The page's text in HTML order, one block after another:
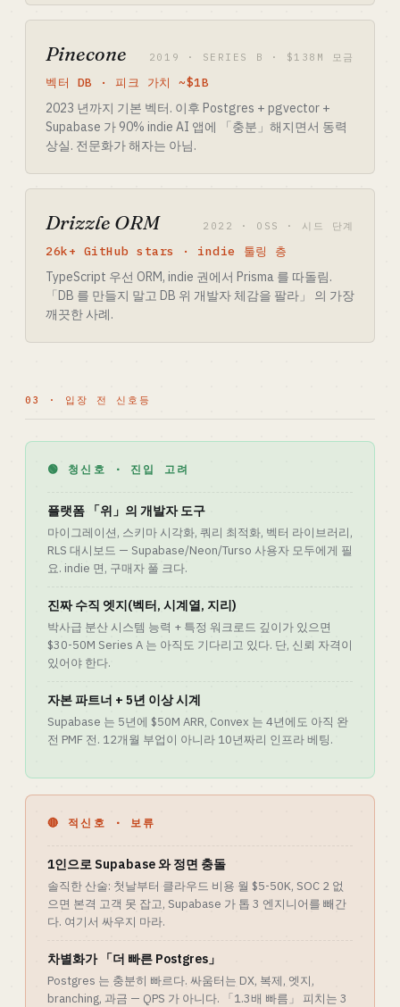
Pinecone 2019 · SERIES B · $138M 모금
벡터 DB · 피크 가치 ~$1B
2023 년까지 기본 벡터. 이후 Postgres + pgvector +
Supabase 가 90% indie AI 앱에 「충분」해지면서 동력
상실. 전문화가 해자는 아님.
Drizzle ORM 2022 · OSS · 시드 단계
26k+ GitHub stars · indie 툴링 층
TypeScript 우선 ORM, indie 권에서 Prisma 를 따돌림.
「DB 를 만들지 말고 DB 위 개발자 체감을 팔라」 의 가장
깨끗한 사례.
03 · 입장 전 신호등
🟢 청신호 · 진입 고려
플랫폼 「위」의 개발자 도구
마이그레이션, 스키마 시각화, 쿼리 최적화, 벡터 라이브러리,
RLS 대시보드 — Supabase/Neon/Turso 사용자 모두에게 필
요. indie 면, 구매자 풀 크다.
진짜 수직 엣지(벡터, 시계열, 지리)
박사급 분산 시스템 능력 + 특정 워크로드 깊이가 있으면
$30-50M Series A 는 아직도 기다리고 있다. 단, 신뢰 자격이
있어야 한다.
자본 파트너 + 5년 이상 시계
Supabase 는 5년에 $50M ARR, Convex 는 4년에도 아직 완
전 PMF 전. 12개월 부업이 아니라 10년짜리 인프라 베팅.
🔴 적신호 · 보류
1인으로 Supabase 와 정면 충돌
솔직한 산술: 첫날부터 클라우드 비용 월 $5-50K, SOC 2 없
으면 본격 고객 못 잡고, Supabase 가 톱 3 엔지니어를 빼간
다. 여기서 싸우지 마라.
차별화가 「더 빠른 Postgres」
Postgres 는 충분히 빠르다. 싸움터는 DX, 복제, 엣지,
branching, 과금 — QPS 가 아니다. 「1.3배 빠름」 피치는 3